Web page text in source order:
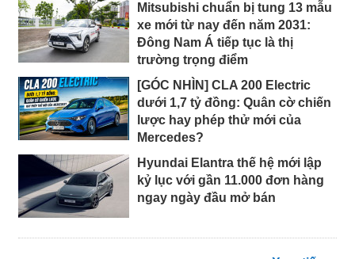
Mitsubishi chuẩn bị tung 13 mẫu
xe mới từ nay đến năm 2031:
Đông Nam Á tiếp tục là thị
trường trọng điểm
[GÓC NHÌN] CLA 200 Electric
dưới 1,7 tỷ đồng: Quân cờ chiến
lược hay phép thử mới của
Mercedes?
Hyundai Elantra thế hệ mới lập
kỷ lục với gần 11.000 đơn hàng
ngay ngày đầu mở bán